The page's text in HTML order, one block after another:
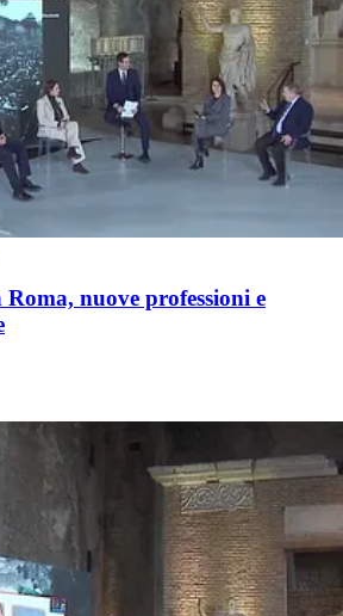
nuove professioni e